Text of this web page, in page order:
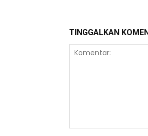
TINGGALKAN